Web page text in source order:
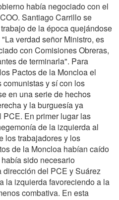
había negociado con el
Santiago Carrillo se
de la época quejándose
verdad señor Ministro, es
con Comisiones Obreras,
de terminarla". Para
Pactos de la Moncloa el
y sí con los
en una serie de hechos
y la burguesía ya
En primer lugar las
de la izquierda al
los trabajadores y los
de la Moncloa habían caído
sido necesario
dirección del PCE y Suárez
la izquierda favoreciendo a la
combativa. En esta